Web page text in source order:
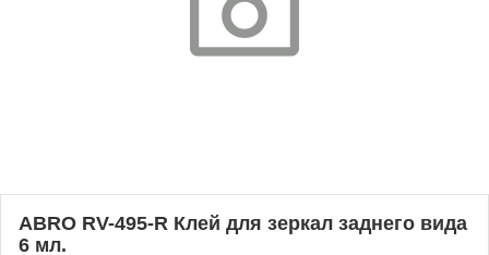
ABRO RV-495-R Клей для зеркал заднего вида
6 мл.